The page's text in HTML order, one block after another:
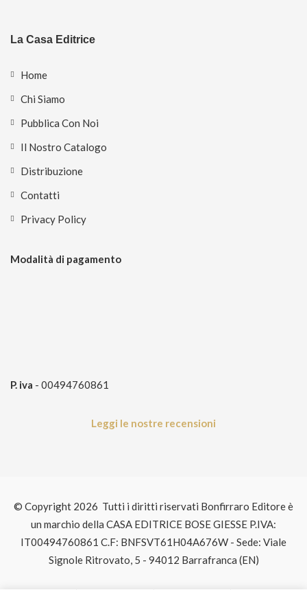
La Casa Editrice
Home
Chi Siamo
Pubblica Con Noi
Il Nostro Catalogo
Distribuzione
Contatti
Privacy Policy
Modalità di pagamento
P. iva - 00494760861
Leggi le nostre recensioni
© Copyright 2026 Tutti i diritti riservati Bonfirraro Editore è
un marchio della CASA EDITRICE BOSE GIESSE P.IVA:
IT00494760861 C.F: BNFSVT61H04A676W - Sede: Viale
Signole Ritrovato, 5 - 94012 Barrafranca (EN)